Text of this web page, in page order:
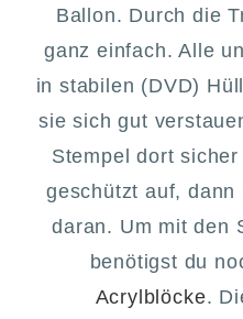
Ballon. Durch die
ganz einfach. Alle
in stabilen (DVD)
sie sich gut
Stempel dort
geschützt auf, dann
daran. Um mit den
benötigst du
Acrylblöcke.